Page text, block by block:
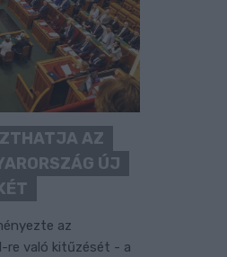
AZ
ÚJ
az
re való kitűzését - a